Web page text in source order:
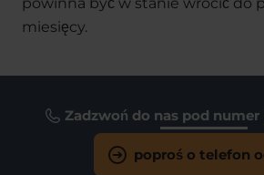
miesięcy.
Zadzwoń do nas pod numer
poproś o telefon